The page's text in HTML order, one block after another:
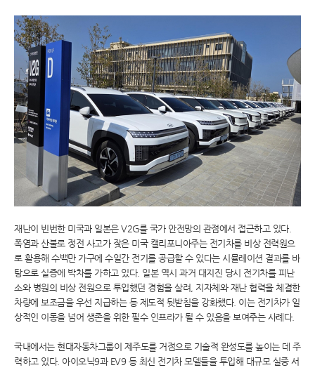
재난이 빈번한 미국과 일본은 V2G를 국가 안전망의 관점에서 접근하고 있다.
폭염과 산불로 정전 사고가 잦은 미국 캘리포니아주는 전기차를 비상 전력원으
로 활용해 수백만 가구에 수일간 전기를 공급할 수 있다는 시뮬레이션 결과를 바
탕으로 실증에 박차를 가하고 있다. 일본 역시 과거 대지진 당시 전기차를 피난
소와 병원의 비상 전원으로 투입했던 경험을 살려, 지자체와 재난 협력을 체결한
차량에 보조금을 우선 지급하는 등 제도적 뒷받침을 강화했다. 이는 전기차가 일
상적인 이동을 넘어 생존을 위한 필수 인프라가 될 수 있음을 보여주는 사례다.
국내에서는 현대자동차그룹이 제주도를 거점으로 기술적 완성도를 높이는 데 주
력하고 있다. 아이오닉9과 EV9 등 최신 전기차 모델들을 투입해 대규모 실증 서